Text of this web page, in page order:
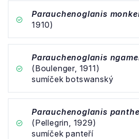
Parauchenoglanis
1910)
Parauchenoglanis
(Boulenger, 1911)
sumíček botswanský
Parauchenoglanis
(Pellegrin, 1929)
sumíček panteří